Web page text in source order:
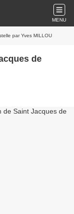
MENU
par Yves MILLOU
de